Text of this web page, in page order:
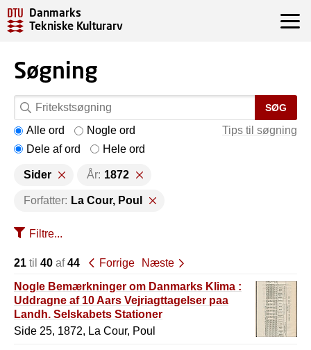
Danmarks
Tekniske Kulturarv
Søgning
SØG
Tips til søgning
Alle ord
Nogle ord
Dele af ord
Hele ord
Sider År: 1872
Forfatter: La Cour, Poul
Filtre...
21 til 40 af44 Forrige
Næste
Nogle Bemærkninger om Danmarks Klima :
Uddragne af 10 Aars Vejriagttagelser paa
Landh. Selskabets Stationer
Side 25, 1872, La Cour, Poul